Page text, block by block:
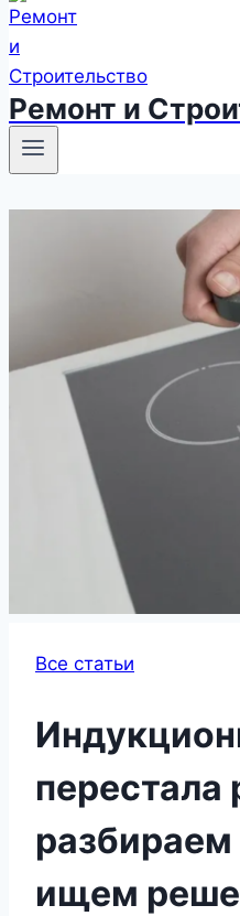
Ремонт и
Все статьи
перестала
ищем